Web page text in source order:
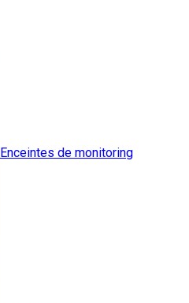
Enceintes de monitoring